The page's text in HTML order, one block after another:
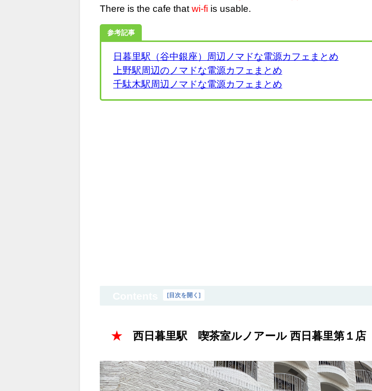
There is the cafe thatwi-fi is usable.
参考記事
日暮里駅（谷中銀座）周辺ノマドな電源カフェまとめ
上野駅周辺のノマドな電源カフェまとめ
千駄木駅周辺ノマドな電源カフェまとめ
[ 目次を開く ]
★ 西日暮里駅 喫茶室ルノアール 西日暮里第１店